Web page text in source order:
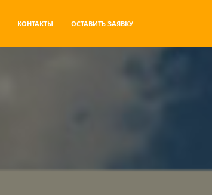
КОНТАКТЫ ОСТАВИТЬ ЗАЯВКУ